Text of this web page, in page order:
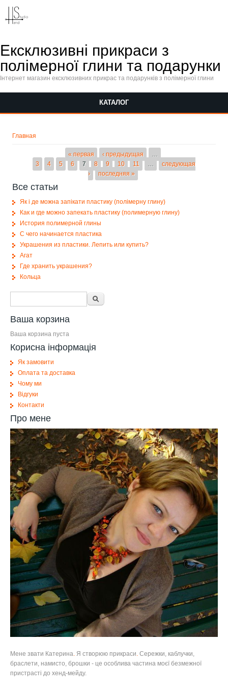
Ексклюзивні прикраси з
полімерної глини та подарунки
Інтернет магазин ексклюзивних прикрас та подарунків з полімерної глини
КАТАЛОГ
Главная
Страницы« первая ‹ предыдущая
…
3
4 5 6 7 8 9 10 11 …
следующая
›
последняя »
Все статьи
Як і де можна запікати пластику (полімерну глину)
Как и где можно запекать пластику (полимерную глину)
История полимерной глины
С чего начинается пластика
Украшения из пластики. Лепить или купить?
Агат
Где хранить украшения?
Кольца
Форма поиска
Ваша корзина
Ваша корзина пуста
Корисна інформація
Як замовити
Оплата та доставка
Чому ми
Відгуки
Контакти
Про мене
Мене звати Катерина.Я створюю прикраси.Сережки, каблучки,
браслети, намисто, брошки - це особлива частина моєї безмежної
пристрасті до хенд-мейду.